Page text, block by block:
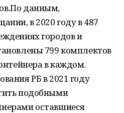
данным,
в 2020 году в 487
городов и
799 комплектов
в каждом.
РБ в 2021 году
подобными
оставшиеся